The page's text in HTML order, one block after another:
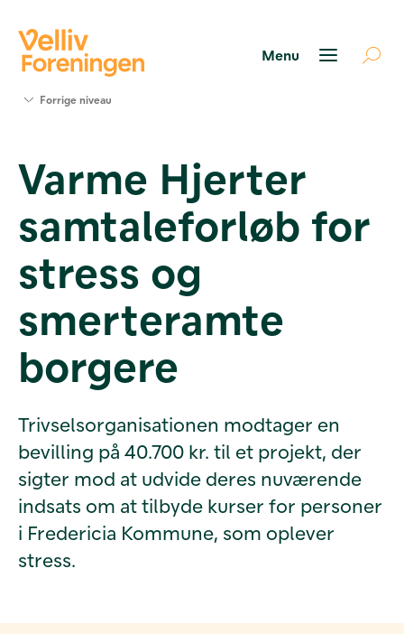
Værktøjer
og viden
Foreningen
os
Forrige niveau
Varme Hjerter
samtaleforløb for
stress og
smerteramte
borgere
Trivselsorganisationen modtager en
bevilling på 40.700 kr. til et projekt, der
sigter mod at udvide deres nuværende
indsats om at tilbyde kurser for personer
i Fredericia Kommune, som oplever
stress.